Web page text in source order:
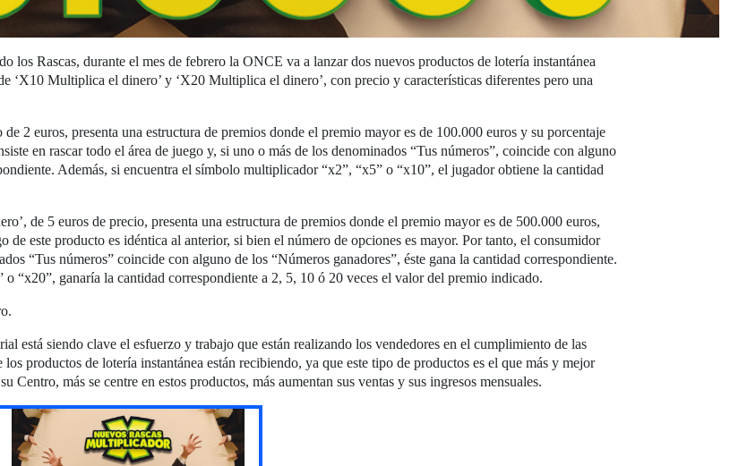
los Rascas, durante el mes de febrero la ONCE va a lanzar dos nuevos productos de lotería instantánea
‘X10 Multiplica el dinero’ y ‘X20 Multiplica el dinero’, con precio y características diferentes pero una
2 euros, presenta una estructura de premios donde el premio mayor es de 100.000 euros y su porcentaje
en rascar todo el área de juego y, si uno o más de los denominados “Tus números”, coincide con alguno
Además, si encuentra el símbolo multiplicador “x2”, “x5” o “x10”, el jugador obtiene la cantidad
de 5 euros de precio, presenta una estructura de premios donde el premio mayor es de 500.000 euros,
de este producto es idéntica al anterior, si bien el número de opciones es mayor. Por tanto, el consumidor
“Tus números” coincide con alguno de los “Números ganadores”, éste gana la cantidad correspondiente.
“x20”, ganaría la cantidad correspondiente a 2, 5, 10 ó 20 veces el valor del premio indicado.
está siendo clave el esfuerzo y trabajo que están realizando los vendedores en el cumplimiento de las
productos de lotería instantánea están recibiendo, ya que este tipo de productos es el que más y mejor
más se centre en estos productos, más aumentan sus ventas y sus ingresos mensuales.